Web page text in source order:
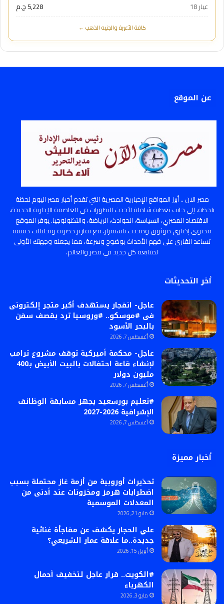
عيار 18
5,228 ج.م
كافة الأعيرة والجنيه الذهب ←
عن الموقع
مصر الان .. أبرز المواقع الإخبارية المصرية التي تقدم أخبار مصر اليوم لحظة
بلحظة، إلى جانب تغطية شاملة لأحدث التطورات في العاصمة الإدارية الجديدة،
الاقتصاد المصري، السياسة، الحوادث، الرياضة، والتكنولوجيا. يوفر الموقع
محتوى إخباري موثوق ومحدث باستمرار، مع تقارير حصرية وتحليلات دقيقة
تساعد القارئ على فهم الأحداث بوضوح وسرعة، مما يجعله وجهتك الأولى
لمتابعة كل جديد في مصر والعالم.
أخر التحديثات
عاجل- انفجار يستهدف أكبر متجر إلكترونى
فى #موسكو.. #وروسيا ترد بقصف سفن
بالبحر الأسود
أغسطس 7, 2026
عاجل- محكمة أميركية توقف مشروع ترامب
لإنشاء قاعة احتفالات بالبيت الأبيض بـ400
مليون دولار
أغسطس 7, 2026
#تعليم بورسعيد يجهز مسابقة الوظائف
الإشرافية 2026-2027
أغسطس 7, 2026
أخبار مميزة
تحذيرات أوروبية من أزمة غاز محتملة بسبب
اضطرابات هرمز ومخزونات عند أدنى من
المعدلات الموسمية
مايو 21, 2026
علي الحجار يكشف عن مفاجأة غنائية
جديدة..ما علاقة عمار الشريعي؟
أبريل 15, 2026
#الكويت.. قرار عاجل لتخفيف أحمال
الكهرباء
مايو 3, 2026